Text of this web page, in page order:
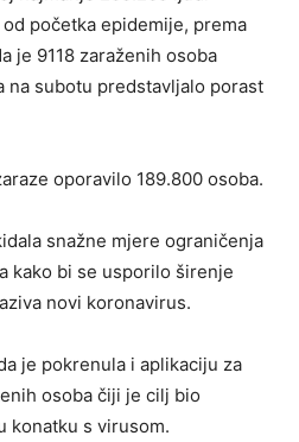
početka epidemije, prema
je 9118 zaraženih osoba
na subotu predstavljalo porast
oporavilo 189.800 osoba.
snažne mjere ograničenja
kako bi se usporilo širenje
novi koronavirus.
je pokrenula i aplikaciju za
osoba čiji je cilj bio
konatku s virusom.